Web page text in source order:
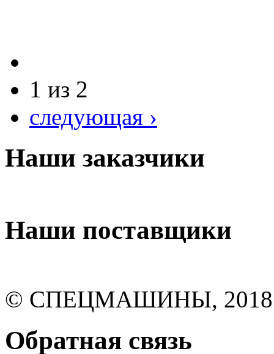
1 из 2
следующая ›
Наши заказчики
Наши поставщики
© СПЕЦМАШИНЫ, 2018
Обратная связь